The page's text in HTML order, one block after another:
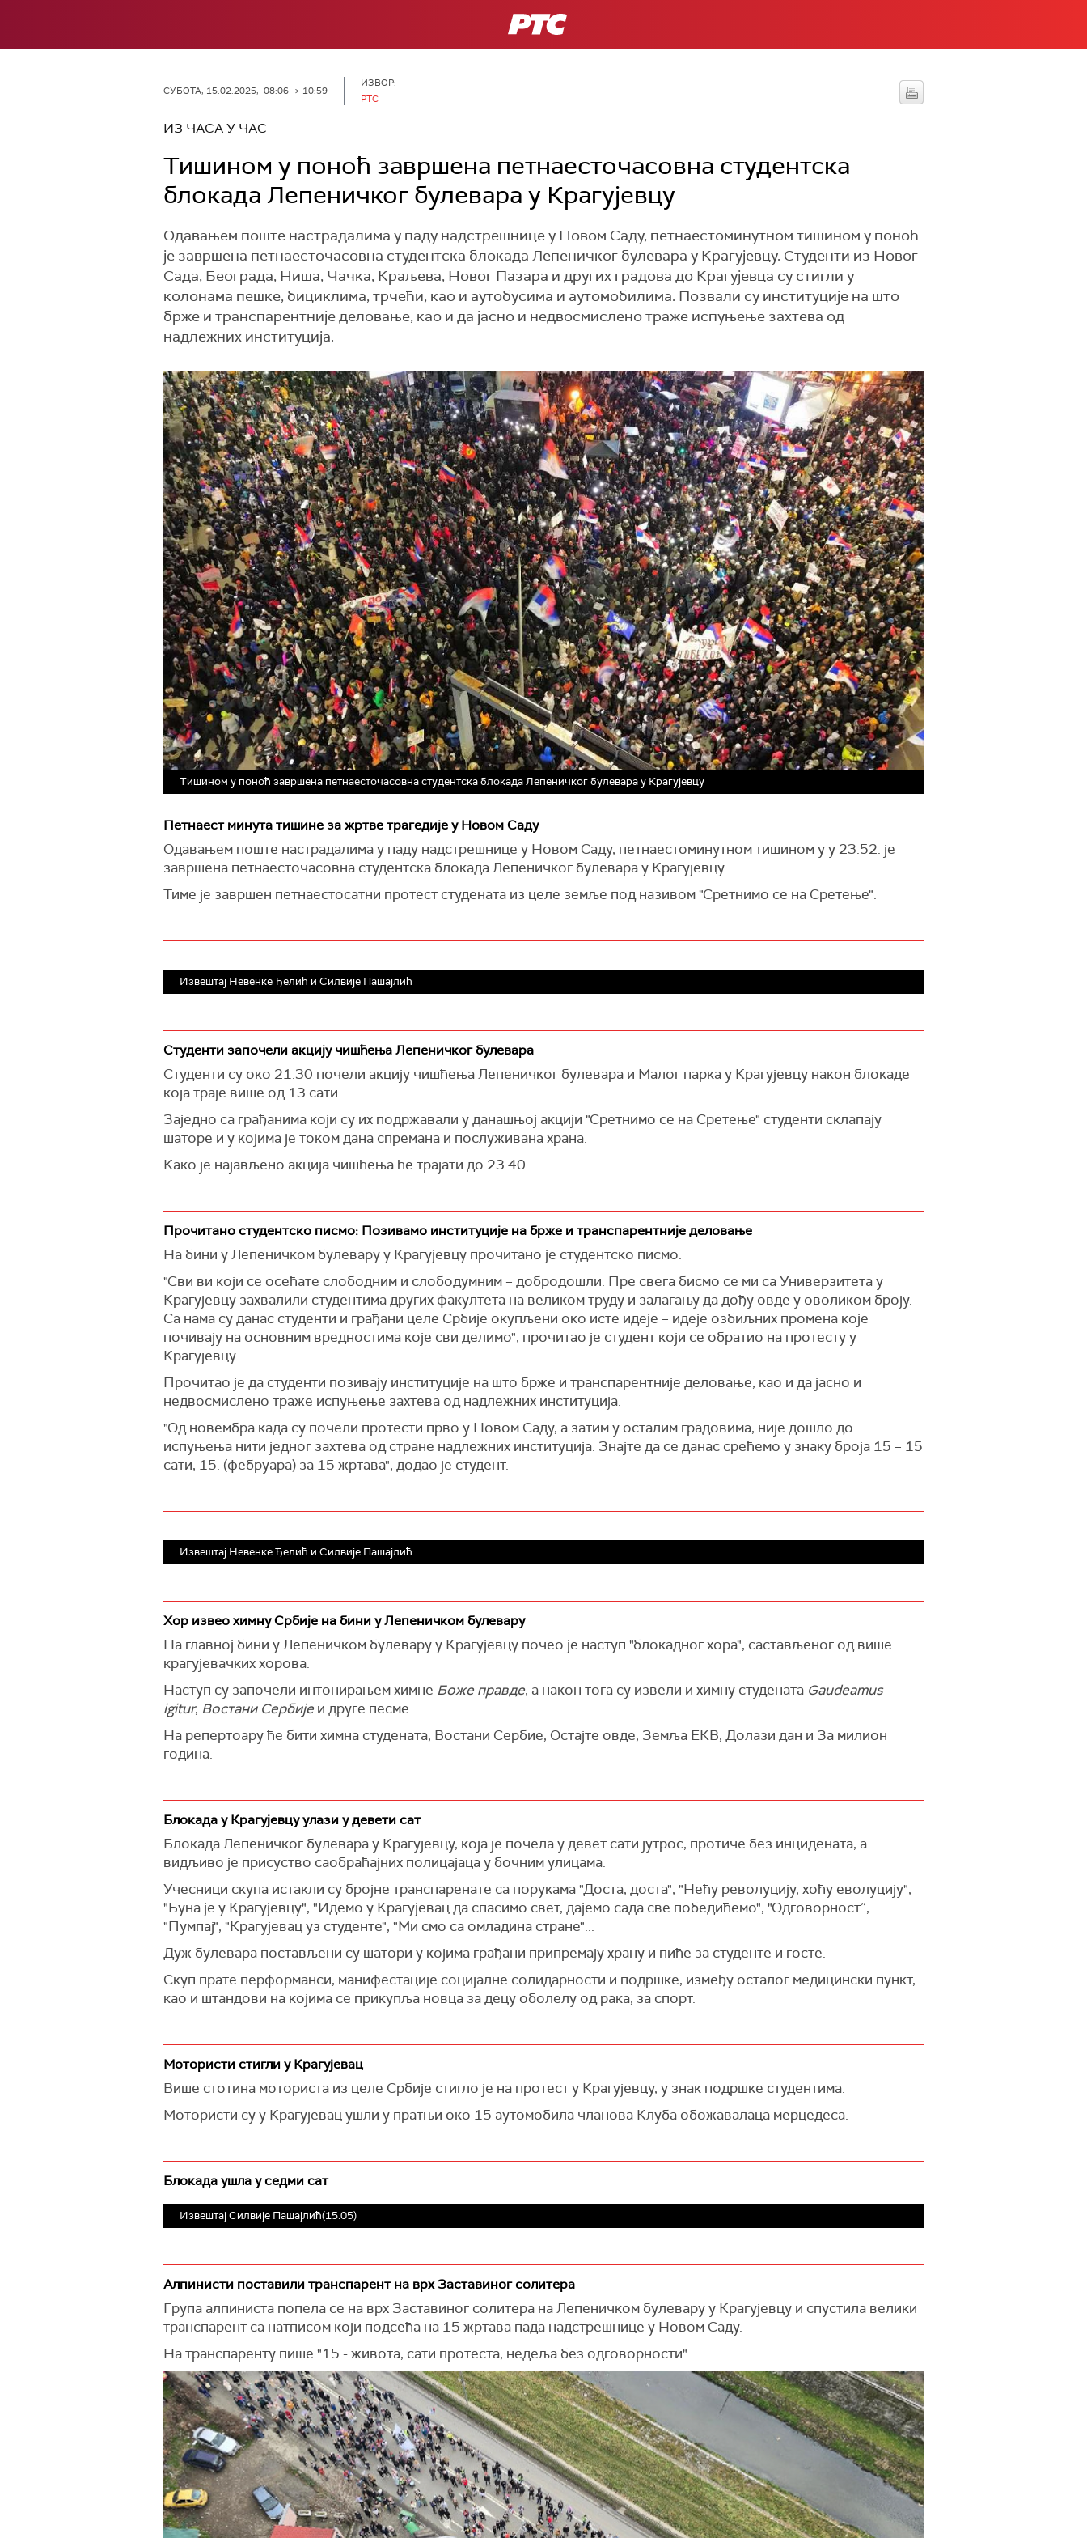
РТС
СУБОТА, 15.02.2025, 08:06 -> 10:59
ИЗВОР:
РТС
ИЗ ЧАСА У ЧАС
Тишином у поноћ завршена петнаесточасовна студентска
блокада Лепеничког булевара у Крагујевцу
Одавањем поште настрадалима у паду надстрешнице у Новом Саду, петнаестоминутном тишином у поноћ
је завршена петнаесточасовна студентска блокада Лепеничког булевара у Крагујевцу. Студенти из Новог
Сада, Београда, Ниша, Чачка, Краљева, Новог Пазара и других градова до Крагујевца су стигли у
колонама пешке, бициклима, трчећи, као и аутобусима и аутомобилима. Позвали су институције на што
брже и транспарентније деловање, као и да јасно и недвосмислено траже испуњење захтева од
надлежних институција.
Тишином у поноћ завршена петнаесточасовна студентска блокада Лепеничког булевара у Крагујевцу
Петнаест минута тишине за жртве трагедије у Новом Саду
Одавањем поште настрадалима у паду надстрешнице у Новом Саду, петнаестоминутном тишином у у 23.52. је
завршена петнаесточасовна студентска блокада Лепеничког булевара у Крагујевцу.
Тиме је завршен петнаестосатни протест студената из целе земље под називом "Сретнимо се на Сретење".
Извештај Невенке Ђелић и Силвије Пашајлић
Студенти започели акцију чишћења Лепеничког булевара
Студенти су око 21.30 почели акцију чишћења Лепеничког булевара и Малог парка у Крагујевцу након блокаде
која траје више од 13 сати.
Заједно са грађанима који су их подржавали у данашњој акцији "Сретнимо се на Сретење" студенти склапају
шаторе и у којима је током дана спремана и послуживана храна.
Како је најављено акција чишћења ће трајати до 23.40.
Прочитано студентско писмо: Позивамо институције на брже и транспарентније деловање
На бини у Лепеничком булевару у Крагујевцу прочитано је студентско писмо.
"Сви ви који се осећате слободним и слободумним – добродошли. Пре свега бисмо се ми са Универзитета у
Крагујевцу захвалили студентима других факултета на великом труду и залагању да дођу овде у оволиком броју.
Са нама су данас студенти и грађани целе Србије окупљени око исте идеје – идеје озбиљних промена које
почивају на основним вредностима које сви делимо", прочитао је студент који се обратио на протесту у
Крагујевцу.
Прочитао је да студенти позивају институције на што брже и транспарентније деловање, као и да јасно и
недвосмислено траже испуњење захтева од надлежних институција.
"Од новембра када су почели протести прво у Новом Саду, а затим у осталим градовима, није дошло до
испуњења нити једног захтева од стране надлежних институција. Знајте да се данас срећемо у знаку броја 15 – 15
сати, 15. (фебруара) за 15 жртава", додао је студент.
Извештај Невенке Ђелић и Силвије Пашајлић
Хор извео химну Србије на бини у Лепеничком булевару
На главној бини у Лепеничком булевару у Крагујевцу почео је наступ "блокадног хора", састављеног од више
крагујевачких хорова.
Наступ су започели интонирањем химне Боже правде, а након тога су извели и химну студената Gaudeamus
igitur, Востани Сербијеи друге песме.
На репертоару ће бити химна студената, Востани Сербие, Остајте овде, Земља ЕКВ, Долази дан и За милион
година.
Блокада у Крагујевцу улази у девети сат
Блокада Лепеничког булевара у Крагујевцу, која је почела у девет сати јутрос, протиче без инцидената, а
видљиво је присуство саобраћајних полицајаца у бочним улицама.
Учесници скупа истакли су бројне транспаренате са порукама "Доста, доста", "Нећу револуцију, хоћу еволуцију",
"Буна је у Крагујевцу", "Идемо у Крагујевац да спасимо свет, дајемо сада све победићемо", "Одговорност”,
"Пумпај", "Крагујевац уз студенте", "Ми смо са омладина стране"...
Дуж булевара постављени су шатори у којима грађани припремају храну и пиће за студенте и госте.
Скуп прате перформанси, манифестације социјалне солидарности и подршке, између осталог медицински пункт,
као и штандови на којима се прикупља новца за децу оболелу од рака, за спорт.
Мотористи стигли у Крагујевац
Више стотина моториста из целе Србије стигло је на протест у Крагујевцу, у знак подршке студентима.
Мотористи су у Крагујевац ушли у пратњи око 15 аутомобила чланова Клуба обожавалаца мерцедеса.
Блокада ушла у седми сат
Извештај Силвије Пашајлић(15.05)
Алпинисти поставили транспарент на врх Заставиног солитера
Група алпиниста попела се на врх Заставиног солитера на Лепеничком булевару у Крагујевцу и спустила велики
транспарент са натписом који подсећа на 15 жртава пада надстрешнице у Новом Саду.
На транспаренту пише "15 - живота, сати протеста, недеља без одговорности".